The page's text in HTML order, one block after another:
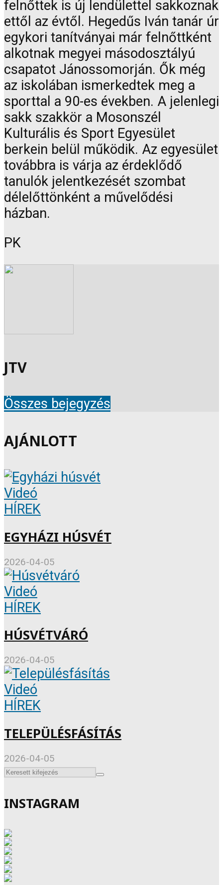
felnőttek is új lendülettel sakkoznak
ettől az évtől. Hegedűs Iván tanár úr
egykori tanítványai már felnőttként
alkotnak megyei másodosztályú
csapatot Jánossomorján. Ők még
az iskolában ismerkedtek meg a
sporttal a 90-es években. A jelenlegi
sakk szakkör a Mosonszél
Kulturális és Sport Egyesület
berkein belül működik. Az egyesület
továbbra is várja az érdeklődő
tanulók jelentkezését szombat
délelőttönként a művelődési
házban.
PK
JTV
Összes bejegyzés
AJÁNLOTT
Videó
HÍREK
EGYHÁZI HÚSVÉT
2026-04-05
Videó
HÍREK
HÚSVÉTVÁRÓ
2026-04-05
Videó
HÍREK
TELEPÜLÉSFÁSÍTÁS
2026-04-05
INSTAGRAM